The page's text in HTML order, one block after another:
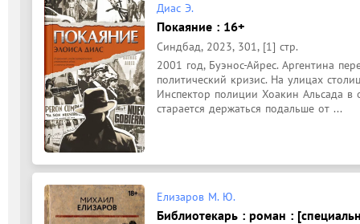
Диас Э.
Покаяние : 16+
Синдбад, 2023, 301, [1] стр.
2001 год, Буэнос-Айрес. Аргентина
политический кризис. На улицах
Инспектор полиции Хоакин Альсада
старается держаться подальше от ...
Елизаров М. Ю.
Библиотекарь : роман :